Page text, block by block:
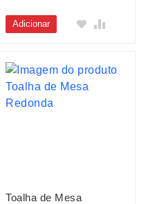
Adicionar
Toalha de Mesa